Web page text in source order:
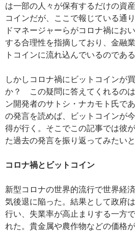
は一部の人々が保有するだけの資
コインだが、ここで報じている通
ドマネージャーらがコロナ禍にお
する合理性を指摘しており、金融
トコインに流れ込んでいるのである
しかしコロナ禍にビットコインが
か？ この疑問に答えてくれるの
ン開発者のサトシ・ナカモト氏で
の発言を読めば、ビットコインが
得が行く。そこでこの記事では彼
た過去の発言を振り返ってみたいと
コロナ禍とビットコイン
新型コロナの世界的流行で世界経
気後退に陥った。結果として政府
行い、失業率が高止まりする一方
れた。貴金属や農作物などの価格